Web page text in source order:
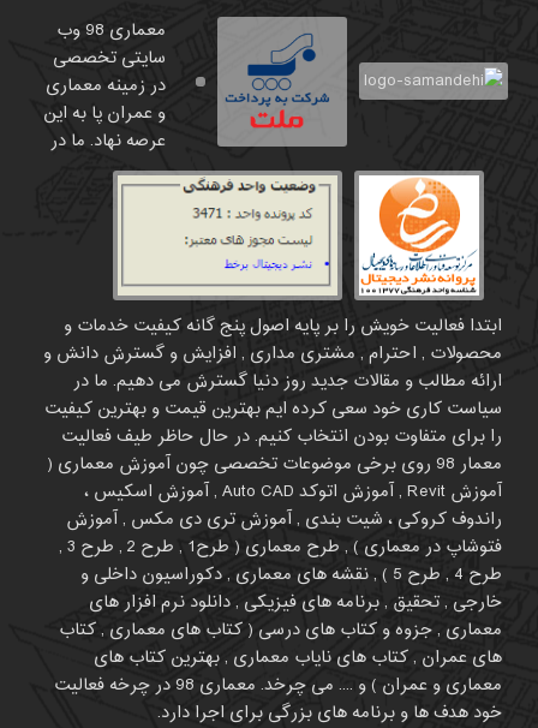
معماری 98 وب
سایتی تخصصی
در زمینه معماری
و عمران پا به این
عرصه نهاد. ما در
ابتدا فعالیت خویش را بر پایه اصول پنج گانه کیفیت خدمات و
محصولات , احترام , مشتری مداری , افزایش و گسترش دانش و
ارائه مطالب و مقالات جدید روز دنیا گسترش می دهیم. ما در
سیاست کاری خود سعی کرده ایم بهترین قیمت و بهترین کیفیت
را برای متفاوت بودن انتخاب کنیم. در حال حاظر طیف فعالیت
معمار 98 روی برخی موضوعات تخصصی چون آموزش معماری (
آموزش Revit , آموزش اتوکد Auto CAD , آموزش اسکیس ،
راندوف کروکی ، شیت بندی , آموزش تری دی مکس , آموزش
فتوشاپ در معماری ) , طرح معماری ( طرح1 , طرح 2 , طرح 3 ,
طرح 4 , طرح 5 ) , نقشه های معماری , دکوراسیون داخلی و
خارجی , تحقیق , برنامه های فیزیکی , دانلود نرم افزار های
معماری , جزوه و کتاب های درسی ( کتاب های معماری , کتاب
های عمران , کتاب های نایاب معماری , بهترین کتاب های
معماری و عمران ) و .... می چرخد. معماری 98 در چرخه فعالیت
خود هدف ها و برنامه های بزرگی برای اجرا دارد.